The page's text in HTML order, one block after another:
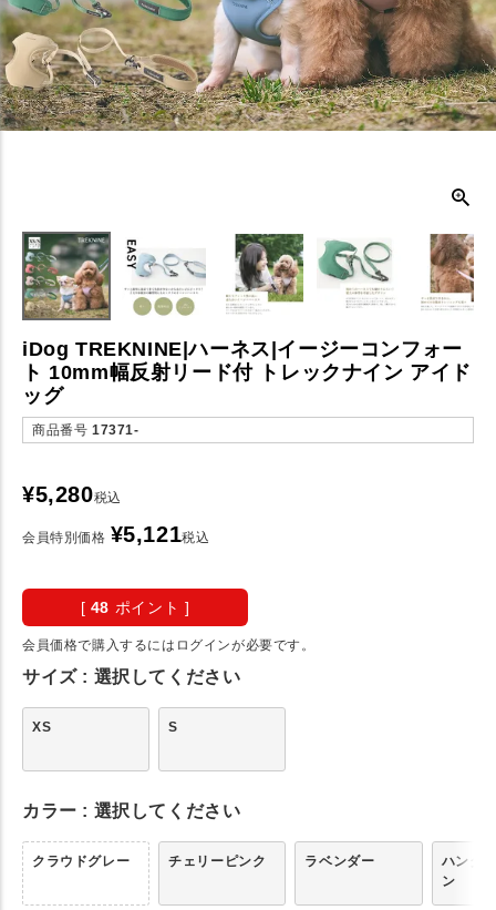
iDog TREKNINE|ハーネス|イージーコンフォー
ト 10mm幅反射リード付 トレックナイン アイド
ッグ
商品番号 17371-
¥5,280税込
会員特別価格 ¥5,121税込
[ 48 ポイント ]
会員価格で購入するにはログインが必要です。
サイズ 選択してください
XS S
カラー 選択してください
クラウドグレー チェリーピンク ラベンダー
ハンタ
ン